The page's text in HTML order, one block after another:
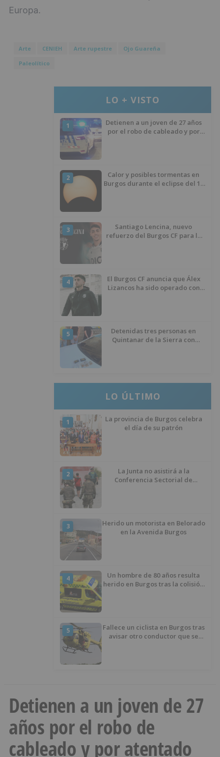
Europa.
Arte CENIEH Arte rupestre
Ojo Guareña
Paleolítico
LO + VISTO
1
Detienen a un joven de 27 años
por el robo de cableado y por
2
Calor y posibles tormentas en
Burgos durante el eclipse del 12
3
Santiago Lencina, nuevo
refuerzo del Burgos CF para la
4
El Burgos CF anuncia que Álex
Lizancos ha sido operado con
5
Detenidas tres personas en
Quintanar de la Sierra con
LO ÚLTIMO
1
La provincia de Burgos celebra
el día de su patrón
2
La Junta no asistirá a la
Conferencia Sectorial de
3
Herido un motorista en Belorado
en la Avenida Burgos
4
Un hombre de 80 años resulta
herido en Burgos tras la colisión
5
Fallece un ciclista en Burgos tras
avisar otro conductor que se
Detienen a un joven de 27
años por el robo de
cableado y por atentado